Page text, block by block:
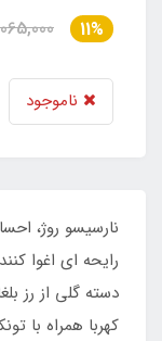
11%
ناموجود
نارسیسو روژ،
رایحه ای اغوا
دسته گلی از رز
کهربا همراه با